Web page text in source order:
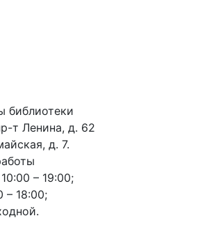
библиотеки
т Ленина, д. 62
д. 7.
– 19:00;
– 18:00;